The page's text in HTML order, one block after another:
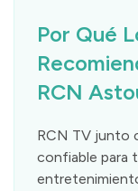
Por Qué
RCN
RCN TV junto
confiable para